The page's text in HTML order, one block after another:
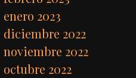
enero 2023
diciembre 2022
noviembre 2022
octubre 2022